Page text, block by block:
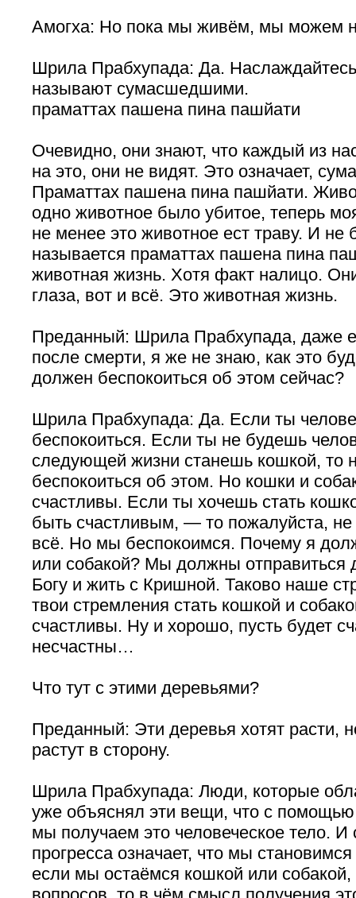
Амогха: Но пока мы живём, мы можем
Шрила Прабхупада: Да.
называют сумасшедшими.
праматтах пашена пина пашйати
Очевидно, они знают, что каждый из
на это, они не видят. Это означает,
Праматтах пашена пина пашйати.
одно животное было убитое, теперь
не менее это животное ест траву. И не
называется праматтах пашена пина
животная жизнь. Хотя факт налицо.
глаза, вот и всё. Это животная жизнь.
Преданный: Шрила Прабхупада, даже
после смерти, я же не знаю, как это
должен беспокоиться об этом сейчас?
Шрила Прабхупада: Да. Если ты
беспокоиться. Если ты не будешь
следующей жизни станешь кошкой, то
беспокоиться об этом. Но кошки и
счастливы. Если ты хочешь стать
быть счастливым, — то пожалуйста, не
всё. Но мы беспокоимся. Почему я
или собакой? Мы должны отправиться
Богу и жить с Кришной. Таково наше
твои стремления стать кошкой и
счастливы. Ну и хорошо, пусть будет
несчастны…
Что тут с этими деревьями?
Преданный: Эти деревья хотят расти,
растут в сторону.
Шрила Прабхупада: Люди, которые
уже объяснял эти вещи, что с
мы получаем это человеческое тело.
прогресса означает, что мы
если мы остаёмся кошкой или